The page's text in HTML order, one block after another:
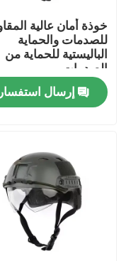
المنزل
فيديوهات
خوذة أمان عالية
للصدمات والحماية
الباليستية للحماية من
الصدمات
إرسال استفسار